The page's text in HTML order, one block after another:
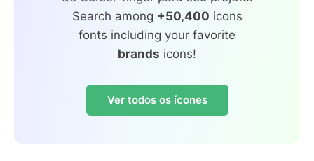
Search among +50,400 icons
fonts including your favorite
brands icons!
Ver todos os ícones